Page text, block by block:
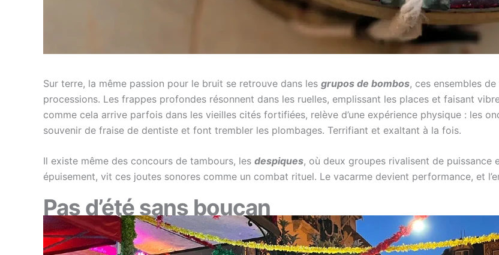
Sur terre, la même passion pour le bruit se retrouve dans les grupos de bombos, ces ensembles
processions. Les frappes profondes résonnent dans les ruelles, emplissant les places et faisant
comme cela arrive parfois dans les vieilles cités fortifiées, relève d’une expérience physique : les
souvenir de fraise de dentiste et font trembler les plombages. Terrifiant et exaltant à la fois.
Il existe même des concours de tambours, les despiques, où deux groupes rivalisent de
épuisement, vit ces joutes sonores comme un combat rituel. Le vacarme devient performance, et
Pas d’été sans boucan